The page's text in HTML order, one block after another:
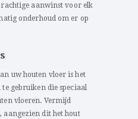
aanwinst voor elk
onderhoud om er op
uw houten vloer is het
gebruiken die speciaal
vloeren. Vermijd
dit het hout